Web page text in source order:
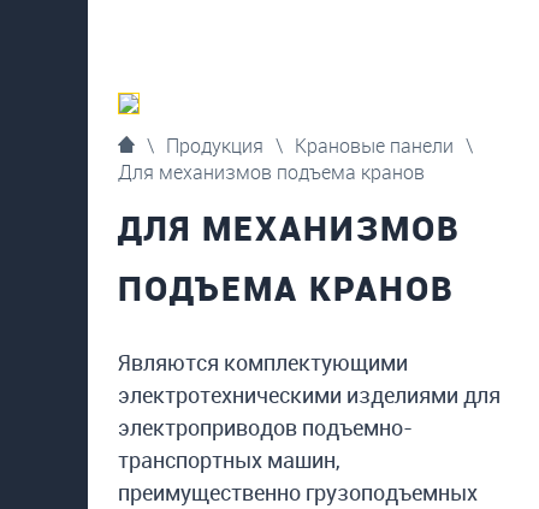
\ Продукция \ Крановые панели \
Для механизмов подъема кранов
ДЛЯ МЕХАНИЗМОВ
ПОДЪЕМА КРАНОВ
Являются комплектующими
электротехническими изделиями для
электроприводов подъемно-
транспортных машин,
преимущественно грузоподъемных